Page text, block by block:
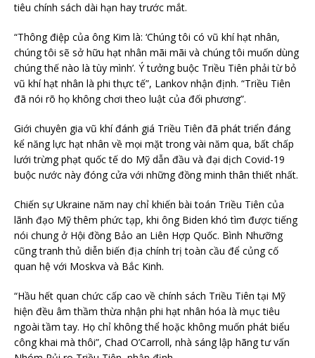
tiêu chính sách dài hạn hay trước mắt.
“Thông điệp của ông Kim là: ‘Chúng tôi có vũ khí hạt nhân,
chúng tôi sẽ sở hữu hạt nhân mãi mãi và chúng tôi muốn dùng
chúng thế nào là tùy mình’. Ý tưởng buộc Triều Tiên phải từ bỏ
vũ khí hạt nhân là phi thực tế”, Lankov nhận định. “Triều Tiên
đã nói rõ họ không chơi theo luật của đối phương”.
Giới chuyên gia vũ khí đánh giá Triều Tiên đã phát triển đáng
kể năng lực hạt nhân về mọi mặt trong vài năm qua, bất chấp
lưới trừng phạt quốc tế do Mỹ dẫn đầu và đại dịch Covid-19
buộc nước này đóng cửa với những đồng minh thân thiết nhất.
Chiến sự Ukraine năm nay chỉ khiến bài toán Triều Tiên của
lãnh đạo Mỹ thêm phức tạp, khi ông Biden khó tìm được tiếng
nói chung ở Hội đồng Bảo an Liên Hợp Quốc. Bình Nhưỡng
cũng tranh thủ diễn biến địa chính trị toàn cầu để củng cố
quan hệ với Moskva và Bắc Kinh.
“Hầu hết quan chức cấp cao về chính sách Triều Tiên tại Mỹ
hiện đều âm thầm thừa nhận phi hạt nhân hóa là mục tiêu
ngoài tầm tay. Họ chỉ không thể hoặc không muốn phát biểu
công khai mà thôi”, Chad O’Carroll, nhà sáng lập hãng tư vấn